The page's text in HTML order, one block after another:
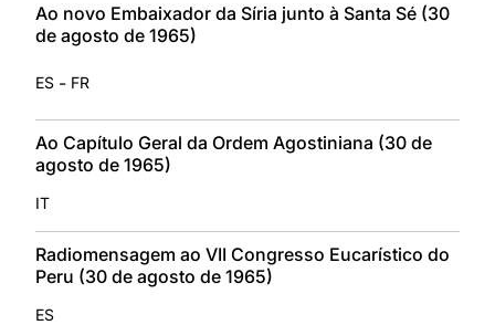
Ao novo Embaixador da Síria junto à Santa Sé (30
de agosto de 1965)
ES - FR
Ao Capítulo Geral da Ordem Agostiniana (30 de
agosto de 1965)
IT
Radiomensagem ao VII Congresso Eucarístico do
Peru (30 de agosto de 1965)
ES